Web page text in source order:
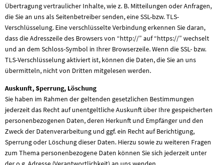
Übertragung vertraulicher Inhalte, wie z. B. Mitteilungen oder Anfragen,
die Sie an uns als Seitenbetreiber senden, eine SSL-bzw. TLS-
Verschlüsselung. Eine verschlüsselte Verbindung erkennen Sie daran,
dass die Adresszeile des Browsers von “http://” auf “https://” wechselt
und an dem Schloss-Symbol in Ihrer Browserzeile. Wenn die SSL- bzw.
TLS-Verschlüsselung aktiviert ist, können die Daten, die Sie an uns
übermitteln, nicht von Dritten mitgelesen werden.
Auskunft, Sperrung, Löschung
Sie haben im Rahmen der geltenden gesetzlichen Bestimmungen
jederzeit das Recht auf unentgeltliche Auskunft über Ihre gespeicherten
personenbezogenen Daten, deren Herkunft und Empfänger und den
Zweck der Datenverarbeitung und ggf. ein Recht auf Berichtigung,
Sperrung oder Löschung dieser Daten. Hierzu sowie zu weiteren Fragen
zum Thema personenbezogene Daten können Sie sich jederzeit unter